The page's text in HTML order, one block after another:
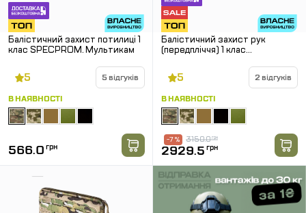
Балістичний захист потилиці 1
клас SPECPROM. Мультикам
5 5 відгуків
В НАЯВНОСТІ
566.0 грн
Балістичний захист рук
(передпліччя) 1 клас
5 2 відгуків
В НАЯВНОСТІ
3150.0грн
-7 %
2929.5 грн